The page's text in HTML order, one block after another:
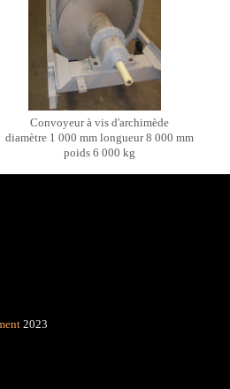
Convoyeur à vis d'archimède
diamètre 1 000 mm longueur 8 000 mm
poids 6 000 kg
2023